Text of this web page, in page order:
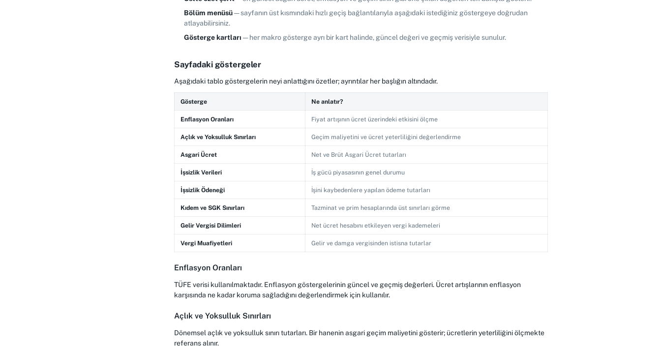
Bölüm menüsü— sayfanın üst kısmındaki hızlı geçiş bağlantılarıyla aşağıdaki istediğiniz göstergeye doğrudan
atlayabilirsiniz.
Gösterge kartları — her makro gösterge ayrı bir kart halinde, güncel değeri ve geçmiş verisiyle sunulur.
Sayfadaki göstergeler
Aşağıdaki tablo göstergelerin neyi anlattığını özetler; ayrıntılar her başlığın altındadır.
Gösterge Ne anlatır?
Enflasyon Oranları Fiyat artışının ücret üzerindeki etkisini ölçme
Açlık ve Yoksulluk Sınırları Geçim maliyetini ve ücret yeterliliğini değerlendirme
Asgari Ücret Net ve Brüt Asgari Ücret tutarları
İşsizlik Verileri İş gücü piyasasının genel durumu
İşsizlik Ödeneği İşini kaybedenlere yapılan ödeme tutarları
Kıdem ve SGK Sınırları Tazminat ve prim hesaplarında üst sınırları görme
Gelir Vergisi Dilimleri Net ücret hesabını etkileyen vergi kademeleri
Vergi Muafiyetleri Gelir ve damga vergisinden istisna tutarlar
Enflasyon Oranları
TÜFE verisi kullanılmaktadır. Enflasyon göstergelerinin güncel ve geçmiş değerleri. Ücret artışlarının enflasyon
karşısında ne kadar koruma sağladığını değerlendirmek için kullanılır.
Açlık ve Yoksulluk Sınırları
Dönemsel açlık ve yoksulluk sınırı tutarları. Bir hanenin asgari geçim maliyetini gösterir; ücretlerin yeterliliğini ölçmekte
referans alınır.